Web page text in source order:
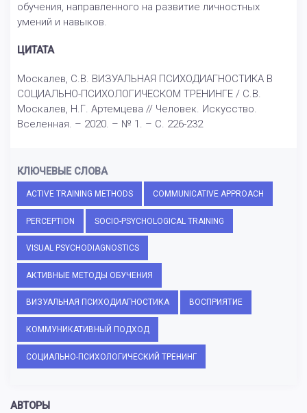
обучения, направленного на развитие личностных
умений и навыков.
ЦИТАТА
Москалев, С.В. ВИЗУАЛЬНАЯ ПСИХОДИАГНОСТИКА В
СОЦИАЛЬНО-ПСИХОЛОГИЧЕСКОМ ТРЕНИНГЕ / С.В.
Москалев, Н.Г. Артемцева // Человек. Искусство.
Вселенная. – 2020. – № 1. – С. 226-232
КЛЮЧЕВЫЕ СЛОВА
ACTIVE TRAINING METHODS COMMUNICATIVE APPROACH
PERCEPTION SOCIO-PSYCHOLOGICAL TRAINING
VISUAL PSYCHODIAGNOSTICS
АКТИВНЫЕ МЕТОДЫ ОБУЧЕНИЯ
ВИЗУАЛЬНАЯ ПСИХОДИАГНОСТИКА ВОСПРИЯТИЕ
КОММУНИКАТИВНЫЙ ПОДХОД
СОЦИАЛЬНО-ПСИХОЛОГИЧЕСКИЙ ТРЕНИНГ
АВТОРЫ